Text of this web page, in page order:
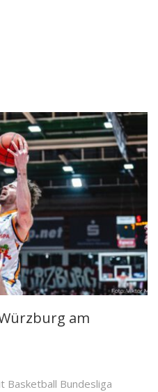
am
Basketball Bundesliga